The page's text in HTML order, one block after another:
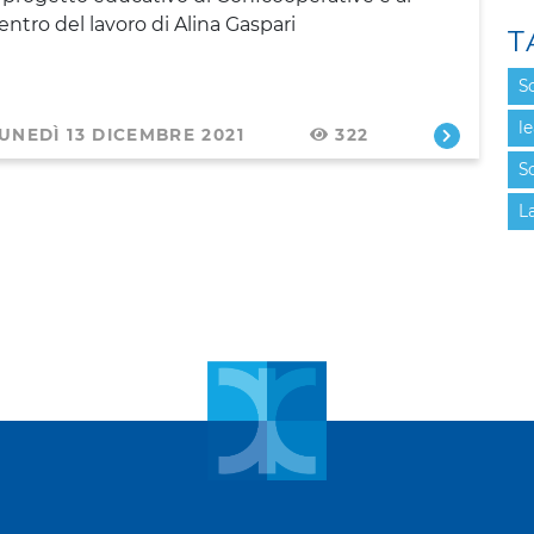
del lavoro di Alina Gaspari
13 DICEMBRE 2021 322